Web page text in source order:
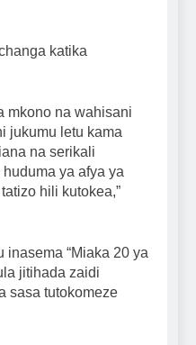
katika
mkono na wahisani
jukumu letu kama
na serikali
ya afya ya
hili kutokea,”
inasema “Miaka 20 ya
jitihada zaidi
sasa tutokomeze